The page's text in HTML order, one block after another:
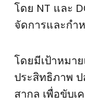
โดย NT และ
จัดการและกำ
โดยมีเป้าหมา
ประสิทธิภาพ
สากล เพื่อขับเ